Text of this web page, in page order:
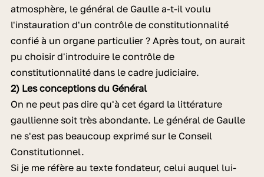
atmosphère, le général de Gaulle a-t-il voulu
l'instauration d'un contrôle de constitutionnalité
confié à un organe particulier ? Après tout, on aurait
pu choisir d'introduire le contrôle de
constitutionnalité dans le cadre judiciaire.
2) Les conceptions du Général
On ne peut pas dire qu'à cet égard la littérature
gaullienne soit très abondante. Le général de Gaulle
ne s'est pas beaucoup exprimé sur le Conseil
Constitutionnel.
Si je me réfère au texte fondateur, celui auquel lui-